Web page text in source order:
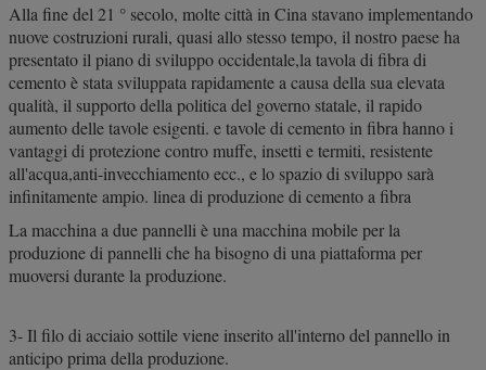
Alla fine del 21 ° secolo, molte città in Cina stavano implementando
nuove costruzioni rurali, quasi allo stesso tempo, il nostro paese ha
presentato il piano di sviluppo occidentale,la tavola di fibra di
cemento è stata sviluppata rapidamente a causa della sua elevata
qualità, il supporto della politica del governo statale, il rapido
aumento delle tavole esigenti. e tavole di cemento in fibra hanno i
vantaggi di protezione contro muffe, insetti e termiti, resistente
all'acqua,anti-invecchiamento ecc., e lo spazio di sviluppo sarà
infinitamente ampio. linea di produzione di cemento a fibra
La macchina a due pannelli è una macchina mobile per la
produzione di pannelli che ha bisogno di una piattaforma per
muoversi durante la produzione.
3- Il filo di acciaio sottile viene inserito all'interno del pannello in
anticipo prima della produzione.